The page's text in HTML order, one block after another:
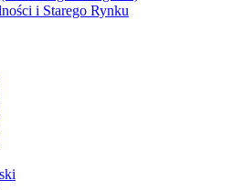
i Starego Rynku